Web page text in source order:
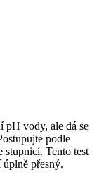
pH vody, ale dá se
podle
stupnicí. Tento test
přesný.